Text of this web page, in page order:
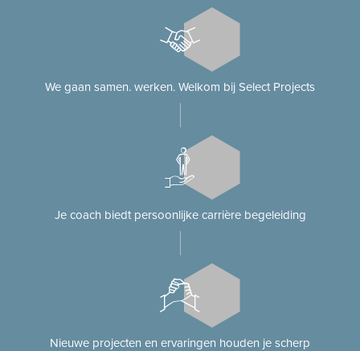
We gaan samen. werken. Welkom bij Select Projects
Je coach biedt persoonlijke carrière begeleiding
Nieuwe projecten en ervaringen houden je scherp